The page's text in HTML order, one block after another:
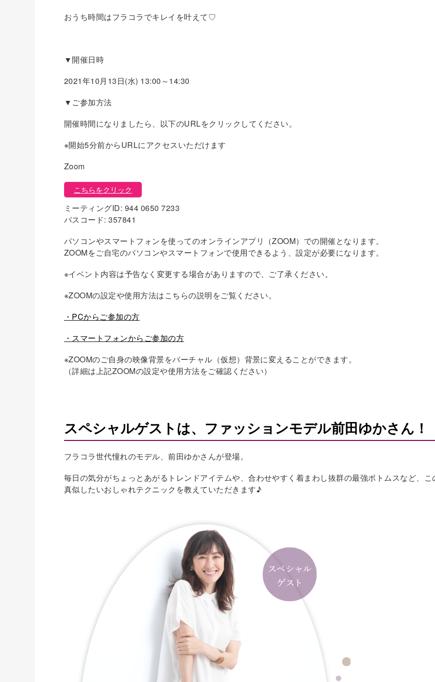
おうち時間はフラコラでキレイを叶えて♡
▼開催日時
2021年10月13日(水) 13:00～14:30
▼ご参加方法
開催時間になりましたら、以下のURLをクリックしてください。
※開始5分前からURLにアクセスいただけます
Zoom
こちらをクリック
ミーティングID: 944 0650 7233
パスコード: 357841
パソコンやスマートフォンを使ってのオンラインアプリ（ZOOM）での開催となります。
ZOOMをご自宅のパソコンやスマートフォンで使用できるよう、設定が必要になります。
※イベント内容は予告なく変更する場合がありますので、ご了承ください。
※ZOOMの設定や使用方法はこちらの説明をご覧ください。
・PCからご参加の方
・スマートフォンからご参加の方
※ZOOMのご自身の映像背景をバーチャル（仮想）背景に変えることができます。
（詳細は上記ZOOMの設定や使用方法をご確認ください）
スペシャルゲストは、ファッションモデル前田ゆかさん！
フラコラ世代憧れのモデル、前田ゆかさんが登場。
毎日の気分がちょっとあがるトレンドアイテムや、合わせやすく着まわし抜群の最強ボトムスなど、こ
真似したいおしゃれテクニックを教えていただきます♪